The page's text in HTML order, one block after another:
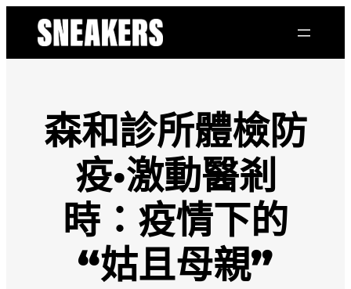
森和診所體檢防
疫·激動醫剎
時：疫情下的
“姑且母親”